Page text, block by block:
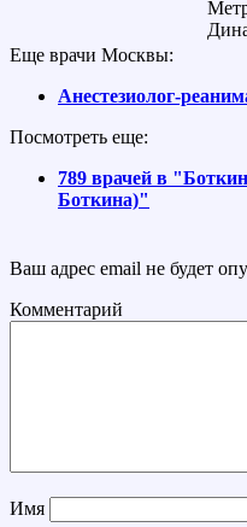
Еще врачи Москвы:
Анестезиолог-
Посмотреть еще:
789 врачей в
Боткина)"
Ваш адрес email не будет
Комментарий
Имя